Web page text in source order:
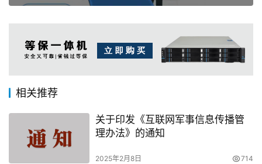
相关推荐
关于印发《互联网军事信息传播管
理办法》的通知
2025年2月8日 714